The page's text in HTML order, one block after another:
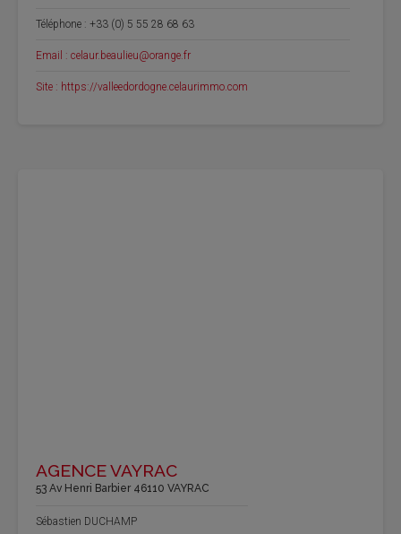
Téléphone : +33 (0) 5 55 28 68 63
Email : celaur.beaulieu@orange.fr
Site : https://valleedordogne.celaurimmo.com
AGENCE VAYRAC
53 Av Henri Barbier 46110 VAYRAC
Sébastien DUCHAMP